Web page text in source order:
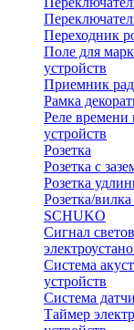
Переходник
Поле для
устройств
Приемник
Рамка
Реле времени
устройств
Розетка
Розетка с
Розетка
Розетка/
SCHUKO
Сигнал
Система
устройств
Система
Таймер